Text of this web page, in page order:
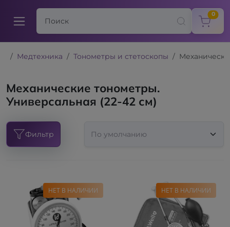
0
Медтехника Тонометры и стетоскопы
Механические тонометры.
Универсальная (22-42 см)
Фильтр
НЕТ В НАЛИЧИИ НЕТ В НАЛИЧИИ